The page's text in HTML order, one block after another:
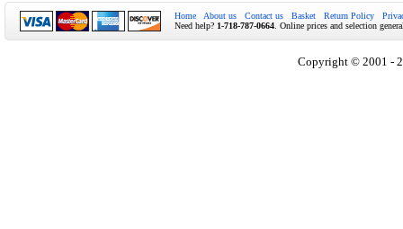
Home About us Contact us Basket Return Policy
Need help? 1-718-787-0664 . Online prices and selection
Copyright © 2001 -